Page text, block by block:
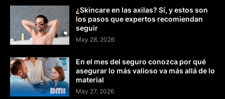
¿Skincare en las axilas? Sí, y estos son
los pasos que expertos recomiendan
seguir
May 28, 2026
En el mes del seguro conozca por qué
asegurar lo más valioso va más allá de lo
material
May 27, 2026